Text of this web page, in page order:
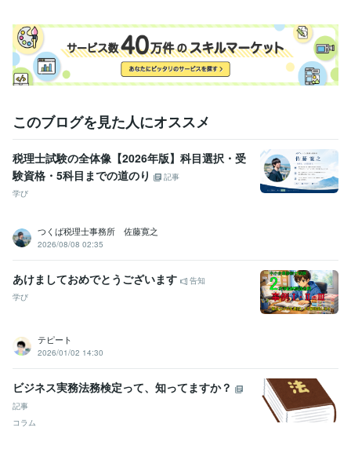
このブログを見た人にオススメ
税理士試験の全体像【2026年版】科目選択・受
験資格・5科目までの道のり
記事
学び
つくば税理士事務所 佐藤寛之
2026/08/08 02:35
あけましておめでとうございます
告知
学び
テピート
2026/01/02 14:30
ビジネス実務法務検定って、知ってますか？
記事
コラム